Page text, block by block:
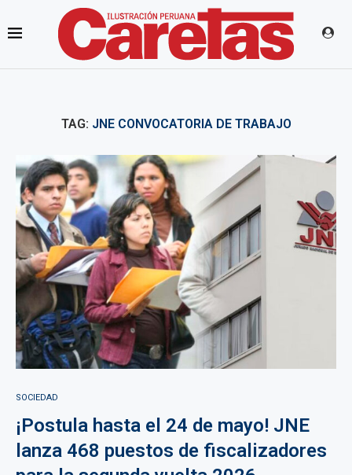
TAG: JNE CONVOCATORIA DE TRABAJO
SOCIEDAD
¡Postula hasta el 24 de mayo! JNE
lanza 468 puestos de fiscalizadores